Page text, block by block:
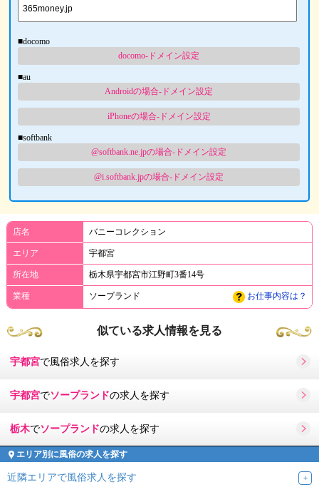
■docomo
docomo-ドメイン設定
■au
Androidの場合-ドメイン設定
iPhoneの場合-ドメイン設定
■softbank
@softbank.ne.jpの場合-ドメイン設定
@i.softbank.jpの場合-ドメイン設定
店名 バニーコレクション
エリア 宇都宮
所在地 栃木県宇都宮市江野町3番14号
業種 ソープランド お仕事内容は？
似ている求人情報を見る
宇都宮で風俗求人を探す
宇都宮でソープランドの求人を探す
栃木でソープランドの求人を探す
エリア別に風俗の求人を探す
近隣エリアで風俗求人を探す